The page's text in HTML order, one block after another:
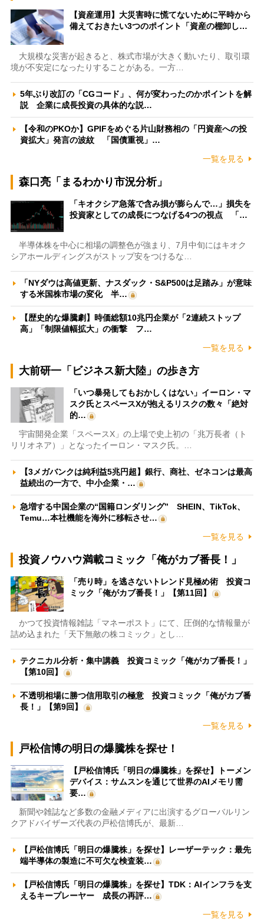
【資産運用】大災害時に慌てないために平時から
備えておきたい3つのポイント「資産の棚卸し…
大規模な災害が起きると、株式市場が大きく動いたり、取引環
境が不安定になったりすることがある。一方…
5年ぶり改訂の「CGコード」、何が変わったのかポイントを解
説 企業に成長投資の具体的な説…
【令和のPKOか】GPIFをめぐる片山財務相の「円資産への投
資拡大」発言の波紋 「国債重視」…
一覧を見る
森口亮「まるわかり市況分析」
「キオクシア急落で含み損が膨らんで…」損失を
投資家としての成長につなげる4つの視点 「…
半導体株を中心に相場の調整色が強まり、7月中旬にはキオク
シアホールディングスがストップ安をつけるな…
「NYダウは高値更新、ナスダック・S&P500は足踏み」が意味
する米国株市場の変化 半…
【歴史的な爆騰劇】時価総額10兆円企業が「2連続ストップ
高」「制限値幅拡大」の衝撃 フ…
一覧を見る
大前研一「ビジネス新大陸」の歩き方
「いつ暴発してもおかしくはない」イーロン・マ
スク氏とスペースXが抱えるリスクの数々「絶対
的…
宇宙開発企業「スペースX」の上場で史上初の「兆万長者（ト
リリオネア）」となったイーロン・マスク氏。…
【3メガバンクは純利益5兆円超】銀行、商社、ゼネコンは最高
益続出の一方で、中小企業・…
急増する中国企業の“国籍ロンダリング” SHEIN、TikTok、
Temu…本社機能を海外に移転させ…
一覧を見る
投資ノウハウ満載コミック「俺がカブ番長！」
「売り時」を逃さないトレンド見極め術 投資コ
ミック「俺がカブ番長！」【第11回】
かつて投資情報雑誌「マネーポスト」にて、圧倒的な情報量が
詰め込まれた「天下無敵の株コミック」とし…
テクニカル分析・集中講義 投資コミック「俺がカブ番長！」
【第10回】
不透明相場に勝つ信用取引の極意 投資コミック「俺がカブ番
長！」【第9回】
一覧を見る
戸松信博の明日の爆騰株を探せ！
【戸松信博氏「明日の爆騰株」を探せ】トーメン
デバイス：サムスンを通じて世界のAIメモリ需
要…
新聞や雑誌など多数の金融メディアに出演するグローバルリン
クアドバイザーズ代表の戸松信博氏が、最新…
【戸松信博氏「明日の爆騰株」を探せ】レーザーテック：最先
端半導体の製造に不可欠な検査装…
【戸松信博氏「明日の爆騰株」を探せ】TDK：AIインフラを支
えるキープレーヤー 成長の再評…
一覧を見る